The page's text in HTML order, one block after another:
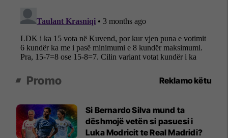
Promo Reklamo këtu
Si Bernardo Silva mund ta
dëshmojë vetën si pasuesi i
Luka Modricit te Real Madridi?